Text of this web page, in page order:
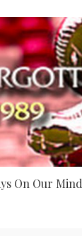
On Our Mind